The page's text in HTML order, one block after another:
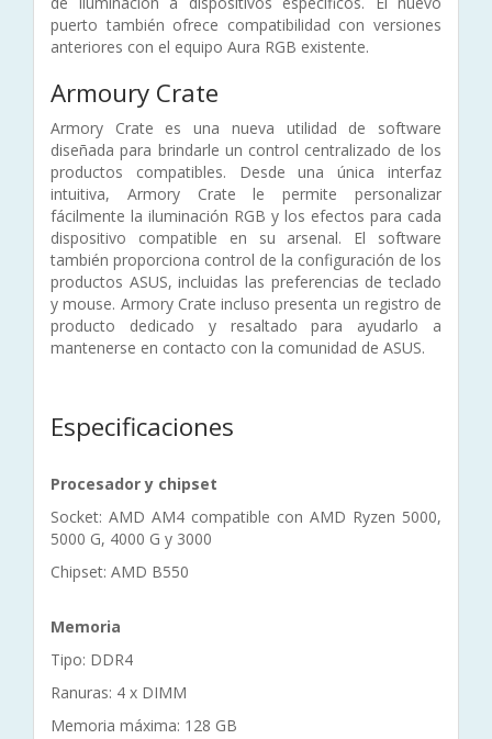
puerto también ofrece compatibilidad con versiones
anteriores con el equipo Aura RGB existente.
Armoury Crate
Armory Crate es una nueva utilidad de software
diseñada para brindarle un control centralizado de los
productos compatibles. Desde una única interfaz
intuitiva, Armory Crate le permite personalizar
fácilmente la iluminación RGB y los efectos para cada
dispositivo compatible en su arsenal. El software
también proporciona control de la configuración de los
productos ASUS, incluidas las preferencias de teclado
y mouse. Armory Crate incluso presenta un registro de
producto dedicado y resaltado para ayudarlo a
mantenerse en contacto con la comunidad de ASUS.
Especificaciones
Procesador y chipset
Socket: AMD AM4 compatible con AMD Ryzen 5000,
5000 G, 4000 G y 3000
Chipset: AMD B550
Memoria
Tipo: DDR4
Ranuras: 4 x DIMM
Memoria máxima: 128 GB